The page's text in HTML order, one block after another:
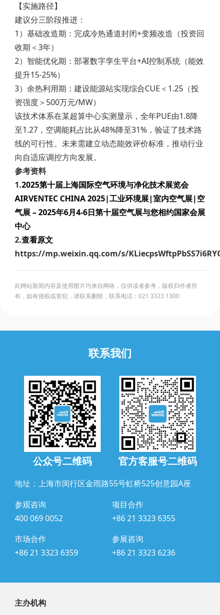
【实施路径】
建议分三阶段推进：
1）基础改造期：完成冷热通道封闭+变频改造（投资回
收期＜3年）
2）智能优化期：部署数字孪生平台+AI控制系统（能效
提升15-25%）
3）余热利用期：建设能源站实现综合CUE＜1.25（投
资强度＞500万元/MW）
该技术体系在某超算中心实测显示，全年PUE由1.8降
至1.27，空调能耗占比从48%降至31%，验证了技术路
线的可行性。未来需建立动态能效评价标准，推动行业
向自适应调控方向发展。
参考资料
1.2025第十届上海国际空气环境与净化技术展览会
AIRVENTEC CHINA 2025|工业环境展|室内空气展|空
气展 – 2025年6月4-6日第十届空气展与您相约国家会展
中心
2.查看原文
https://mp.weixin.qq.com/s/
此网站新闻内容及使用图片均来自网络，仅供读者参考，版权归作者所
有，如有侵权或冒犯，请联系删除，联系电话：021 3323 1300
联系我们
公众号二维码 官方客服号二维码
地址：上海市闵行区金雨路55号虹桥525创意园A座
参观咨询
400 069 0052
项目合作
+86 21 3323 6355
市场合作
+86 21 3323 6359
参展咨询
+86 21 3323 6236
主办机构